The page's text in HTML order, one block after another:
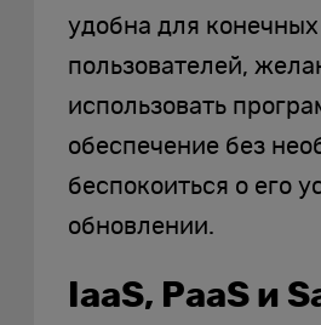
удобна для конечных
пользователей,
использовать
обеспечение без
беспокоиться о его
обновлении.
IaaS, PaaS и